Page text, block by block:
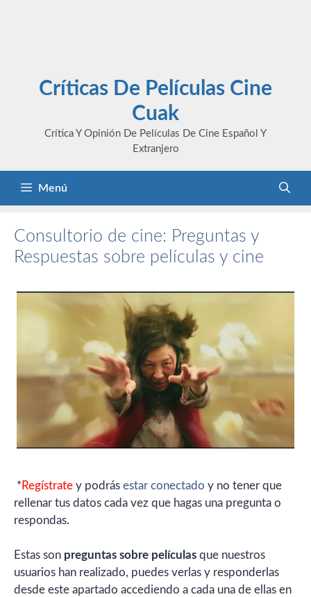
Críticas De Películas Cine
Cuak
Crítica Y Opinión De Películas De Cine Español Y
Extranjero
Menú
Consultorio de cine: Preguntas y
Respuestas sobre películas y cine
* Regístrate y podrás estar conectado y no tener que
rellenar tus datos cada vez que hagas una pregunta o
respondas.
Estas son preguntas sobre películas que nuestros
usuarios han realizado, puedes verlas y responderlas
desde este apartado accediendo a cada una de ellas en